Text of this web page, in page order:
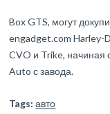
Box GTS, могут
engadget.com Harley-
CVO и Trike, начиная
Auto с завода.
Tags: авто